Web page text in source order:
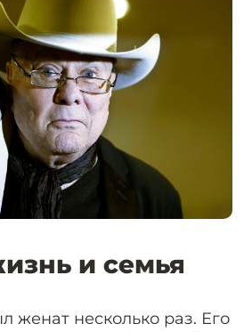
и семья
женат несколько раз. Его